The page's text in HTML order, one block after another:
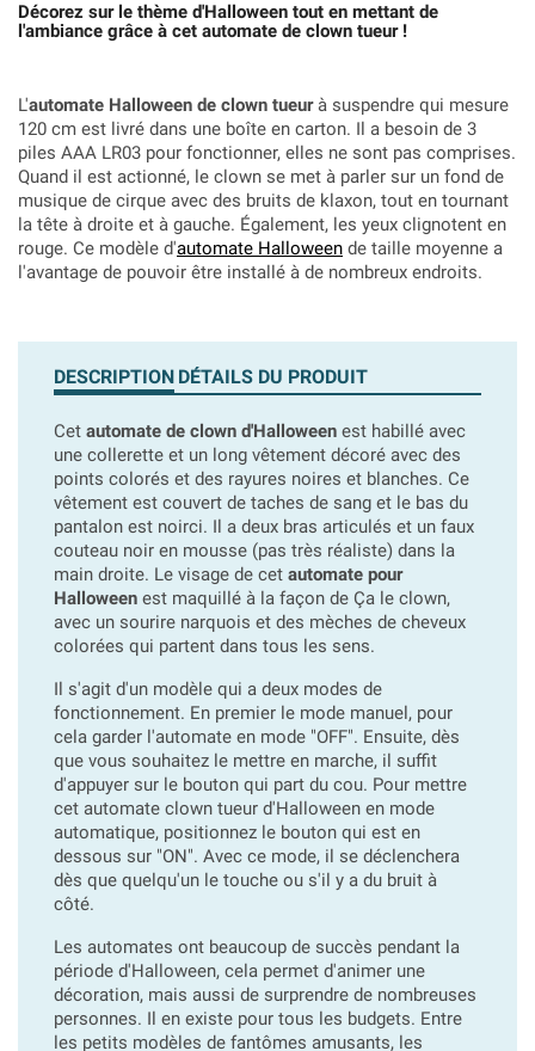
Décorez sur le thème d'Halloween tout en mettant de
l'ambiance grâce à cet automate de clown tueur !
L'automate Halloween de clown tueurà suspendre qui mesure
120 cm est livré dans une boîte en carton. Il a besoin de 3
piles AAA LR03 pour fonctionner, elles ne sont pas comprises.
Quand il est actionné, le clown se met à parler sur un fond de
musique de cirque avec des bruits de klaxon, tout en tournant
la tête à droite et à gauche. Également, les yeux clignotent en
rouge. Ce modèle d'automate Halloween de taille moyenne a
l'avantage de pouvoir être installé à de nombreux endroits.
DESCRIPTION DÉTAILS DU PRODUIT
Cet automate de clown d'Halloween est habillé avec
une collerette et un long vêtement décoré avec des
points colorés et des rayures noires et blanches. Ce
vêtement est couvert de taches de sang et le bas du
pantalon est noirci. Il a deux bras articulés et un faux
couteau noir en mousse (pas très réaliste) dans la
main droite. Le visage de cet automate pour
Halloween est maquillé à la façon de Ça le clown,
avec un sourire narquois et des mèches de cheveux
colorées qui partent dans tous les sens.
Il s'agit d'un modèle qui a deux modes de
fonctionnement. En premier le mode manuel, pour
cela garder l'automate en mode "OFF". Ensuite, dès
que vous souhaitez le mettre en marche, il suffit
d'appuyer sur le bouton qui part du cou. Pour mettre
cet automate clown tueur d'Halloween en mode
automatique, positionnez le bouton qui est en
dessous sur "ON". Avec ce mode, il se déclenchera
dès que quelqu'un le touche ou s'il y a du bruit à
côté.
Les automates ont beaucoup de succès pendant la
période d'Halloween, cela permet d'animer une
décoration, mais aussi de surprendre de nombreuses
personnes. Il en existe pour tous les budgets. Entre
les petits modèles de fantômes amusants, les